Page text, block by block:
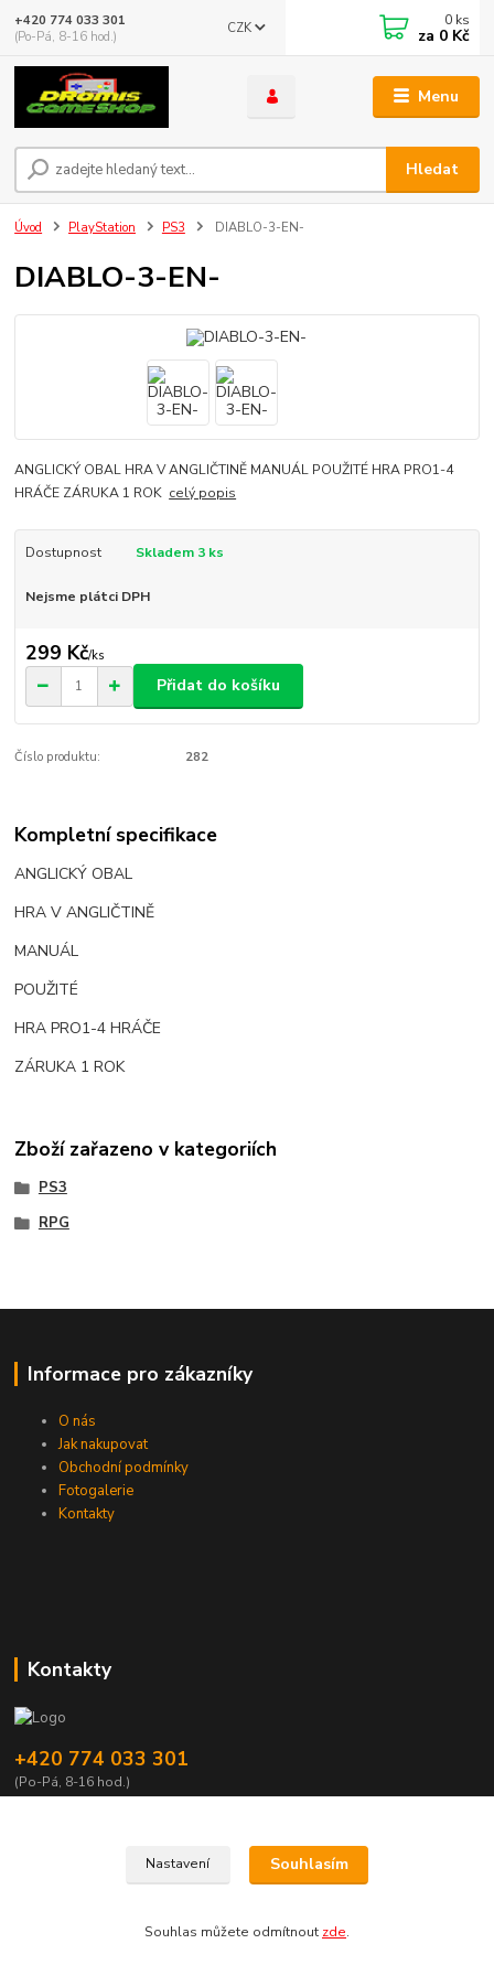
Menu
CZK
Hledat
+420 774 033 301
(Po-Pá, 8-16 hod.)
0 ks
za 0 Kč
Úvod PlayStation PS3 DIABLO-3-EN-
DIABLO-3-EN-
ANGLICKÝ OBAL HRA V ANGLIČTINĚ MANUÁL POUŽITÉ HRA PRO1-4
HRÁČE ZÁRUKA 1 ROK celý popis
Dostupnost Skladem 3 ks
Nejsme plátci DPH
299 Kč/ks
Přidat do košíku
Číslo produktu: 282
Kompletní specifikace
ANGLICKÝ OBAL
HRA V ANGLIČTINĚ
MANUÁL
POUŽITÉ
HRA PRO1-4 HRÁČE
ZÁRUKA 1 ROK
Zboží zařazeno v kategoriích
PS3
RPG
Informace pro zákazníky
O nás
Jak nakupovat
Obchodní podmínky
Fotogalerie
Kontakty
Kontakty
+420 774 033 301
(Po-Pá, 8-16 hod.)
Nastavení Souhlasím
Souhlas můžete odmítnout zde.